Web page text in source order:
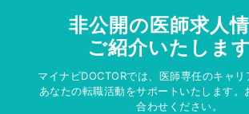
非公開の医師求人
ご紹介いたしま
マイナビDOCTORでは、医師専任のキャ
あなたの転職活動をサポートいたします。
合わせください。